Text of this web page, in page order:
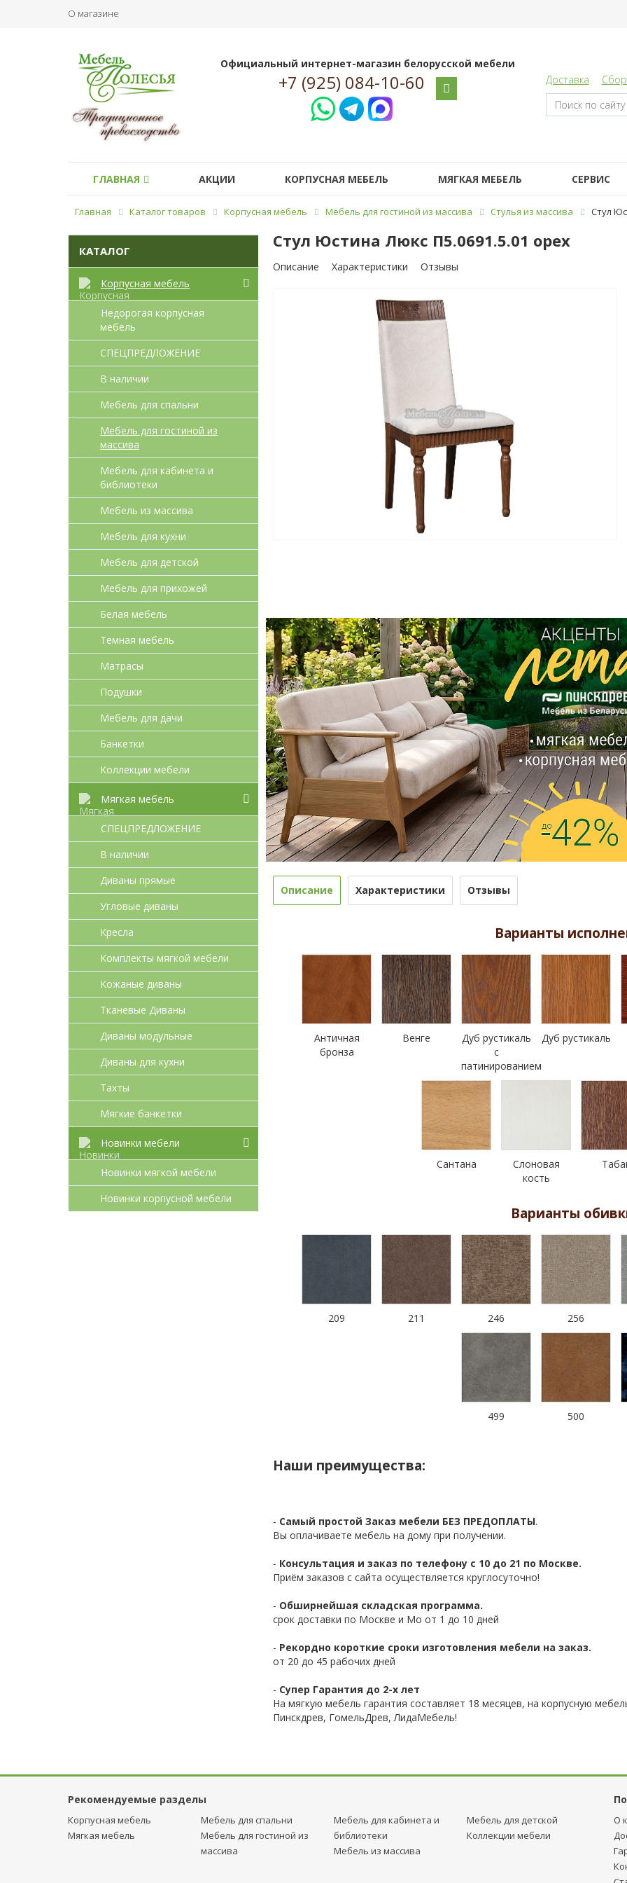
О магазине
Официальный интернет-магазин белорусской мебели
+7 (925) 084-10-60 Доставка
ГЛАВНАЯ АКЦИИ КОРПУСНАЯ МЕБЕЛЬ МЯГКАЯ МЕБЕЛЬ СЕРВИС
Главная Каталог товаров Корпусная мебель Мебель для гостиной из массива Стулья из массива Стул
КАТАЛОГ
Корпусная мебель
Недорогая корпусная
мебель
СПЕЦПРЕДЛОЖЕНИЕ
В наличии
Мебель для спальни
Мебель для гостиной из
массива
Мебель для кабинета и
библиотеки
Мебель из массива
Мебель для кухни
Мебель для детcкой
Мебель для прихожей
Белая мебель
Темная мебель
Матрасы
Подушки
Мебель для дачи
Банкетки
Коллекции мебели
Мягкая мебель
СПЕЦПРЕДЛОЖЕНИЕ
В наличии
Диваны прямые
Угловые диваны
Кресла
Комплекты мягкой мебели
Кожаные диваны
Тканевые Диваны
Диваны модульные
Диваны для кухни
Тахты
Мягкие банкетки
Новинки мебели
Новинки мягкой мебели
Новинки корпусной мебели
Стул Юстина Люкс П5.0691.5.01 орех
Описание Характеристики Отзывы
Описание Характеристики Отзывы
Варианты
Античная
бронза
Венге
Дуб рустикаль
с
патинированием
Дуб рустикаль
Сантана
Слоновая
кость
Варианты
209 211 246 256
499 500
Наши преимущества:
- Самый простой Заказ мебели БЕЗ ПРЕДОПЛАТЫ.
Вы оплачиваете мебель на дому при получении.
- Консультация и заказ по телефону с 10 до 21 по Москве.
Приём заказов с сайта осуществляется круглосуточно!
- Обширнейшая складская программа.
срок доставки по Москве и Мо от 1 до 10 дней
- Рекордно короткие сроки изготовления мебели на заказ.
от 20 до 45 рабочих дней
- Супер Гарантия до 2-х лет
На мягкую мебель гарантия составляет 18 месяцев, на корпусную
Пинскдрев, ГомельДрев, ЛидаМебель!
Рекомендуемые разделы
Корпусная мебель
Мягкая мебель
Мебель для спальни
Мебель для гостиной из
массива
Мебель для кабинета и
библиотеки
Мебель из массива
Мебель для детcкой
Коллекции мебели
О